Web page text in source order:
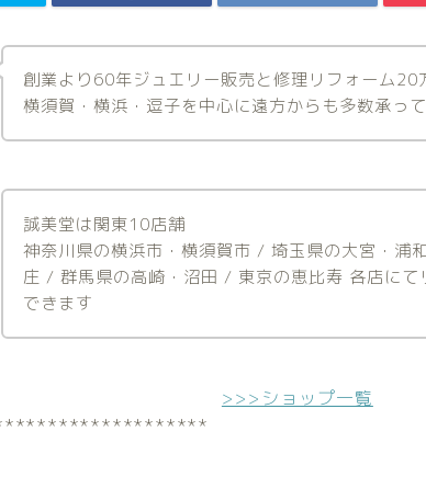
創業より60年ジュエリー販売と修理リフォーム20
横須賀・横浜・逗子を中心に遠方からも多数承っ
誠美堂は関東10店舗
神奈川県の横浜市・横須賀市 / 埼玉県の大宮・浦
庄 / 群馬県の高崎・沼田 / 東京の恵比寿 各店にて
できます
>>>ショップ一覧